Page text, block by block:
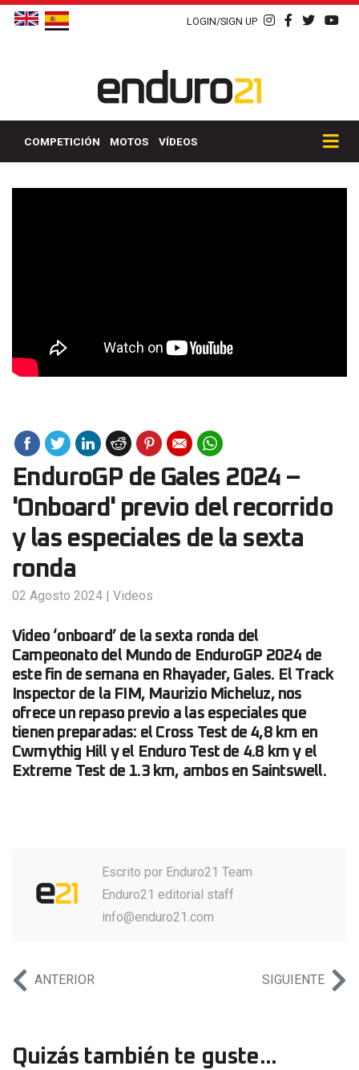
LOGIN/SIGN UP
COMPETICIÓN MOTOS VÍDEOS
EnduroGP de Gales 2024 –
'Onboard' previo del recorrido
y las especiales de la sexta
ronda
02 Agosto 2024 | Videos
Video ‘onboard’ de la sexta ronda del
Campeonato del Mundo de EnduroGP 2024 de
este fin de semana en Rhayader, Gales. El Track
Inspector de la FIM, Maurizio Micheluz, nos
ofrece un repaso previo a las especiales que
tienen preparadas: el Cross Test de 4,8 km en
Cwmythig Hill y el Enduro Test de 4.8 km y el
Extreme Test de 1.3 km, ambos en Saintswell.
Escrito por Enduro21 Team
Enduro21 editorial staff
info@enduro21.com
ANTERIOR SIGUIENTE
Quizás también te guste...